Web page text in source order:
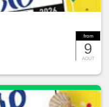
from
9
AOUT